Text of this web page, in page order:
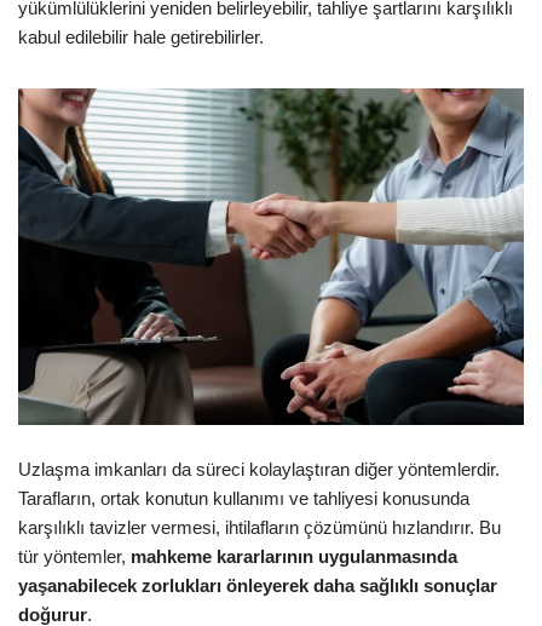
yükümlülüklerini yeniden belirleyebilir, tahliye şartlarını karşılıklı
kabul edilebilir hale getirebilirler.
Uzlaşma imkanları da süreci kolaylaştıran diğer yöntemlerdir.
Tarafların, ortak konutun kullanımı ve tahliyesi konusunda
karşılıklı tavizler vermesi, ihtilafların çözümünü hızlandırır. Bu
tür yöntemler, mahkeme kararlarının uygulanmasında
yaşanabilecek zorlukları önleyerek daha sağlıklı sonuçlar
doğurur.